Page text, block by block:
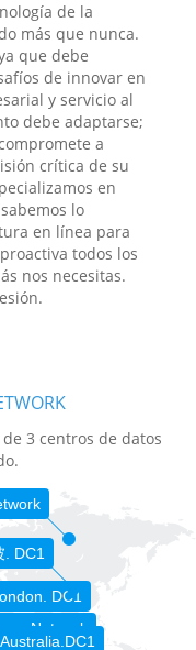
de la
más que nunca.
que debe
de innovar en
y servicio al
debe adaptarse;
a
crítica de su
en
lo
en línea para
todos los
nos necesitas.
3 centros de datos
DC1
1
. DC1
- Network
Australia.DC1